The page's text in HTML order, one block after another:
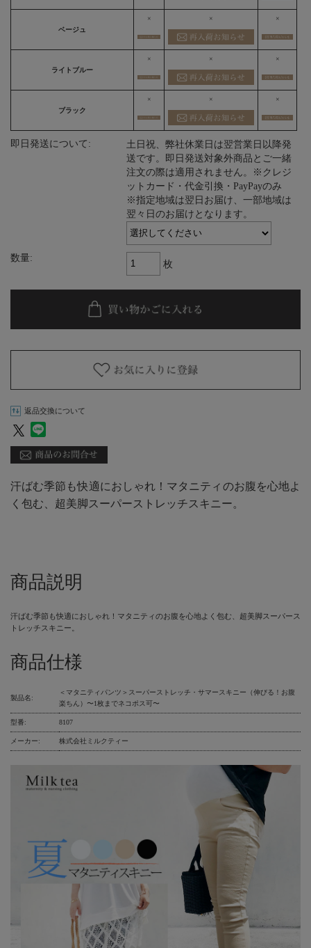
ベージュ
× × ×
ライトブルー
× × ×
ブラック
× × ×
即日発送について:
土日祝、弊社休業日は翌営業日以降発
送です。即日発送対象外商品とご一緒
注文の際は適用されません。※クレジ
ットカード・代金引換・PayPayのみ
※指定地域は翌日お届け、一部地域は
翌々日のお届けとなります。
数量:
枚
返品交換について
汗ばむ季節も快適におしゃれ！マタニティのお腹を心地よ
く包む、超美脚スーパーストレッチスキニー。
商品説明
汗ばむ季節も快適におしゃれ！マタニティのお腹を心地よく包む、超美脚スーパース
トレッチスキニー。
商品仕様
製品名:
＜マタニティパンツ＞スーパーストレッチ・サマースキニー（伸びる！お腹
楽ちん）〜1枚までネコポス可〜
型番: 8107
メーカー: 株式会社ミルクティー